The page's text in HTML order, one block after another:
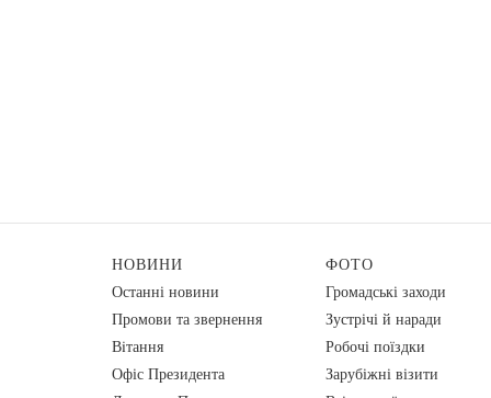
НОВИНИ
Останні новини
Промови та звернення
Вiтання
Офіс Президента
ФОТО
Громадські заходи
Зустрічі й наради
Робочі поїздки
Зарубіжні візити